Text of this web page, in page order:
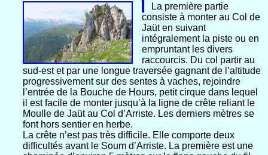
La première partie
consiste à monter au Col de
Jaüt en suivant
intégralement la piste ou en
empruntant les divers
raccourcis. Du col partir au
sud-est et par une longue traversée gagnant de l’altitude
progressivement sur des sentes à vaches, rejoindre
l’entrée de la Bouche de Hours, petit cirque dans lequel
il est facile de monter jusqu’à la ligne de crête reliant le
Moulle de Jaüt au Col d’Arriste. Les derniers mètres se
font hors sentier en herbe.
La crête n’est pas très difficile. Elle comporte deux
difficultés avant le Soum d’Arriste. La première est une